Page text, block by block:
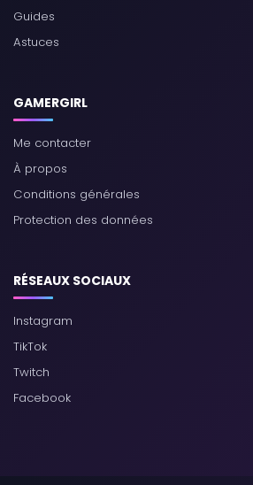
Guides
Astuces
GAMERGIRL
Me contacter
À propos
Conditions générales
Protection des données
RÉSEAUX SOCIAUX
Instagram
TikTok
Twitch
Facebook